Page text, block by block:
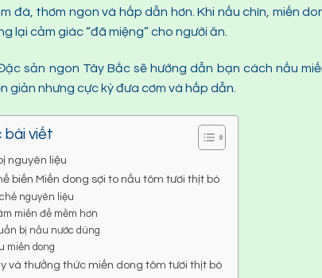
đà, thơm ngon và hấp dẫn hơn. Khi nấu chín, miến
lại cảm giác “đã miệng” cho người ăn.
sản ngon Tây Bắc sẽ hướng dẫn bạn cách nấu
giản nhưng cực kỳ đưa cơm và hấp dẫn.
bài viết
nguyên liệu
biến Miến dong sợi to nấu tôm tươi thịt bò
nguyên liệu
miến để mềm hơn
bị nấu nước dùng
miến dong
và thưởng thức miến dong tôm tươi thịt bò